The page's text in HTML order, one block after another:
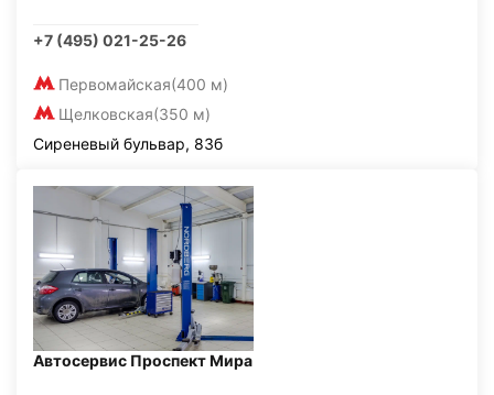
+7 (495) 021-25-26
Первомайская(400 м)
Щелковская(350 м)
Сиреневый бульвар, 83б
Автосервис Проспект Мира